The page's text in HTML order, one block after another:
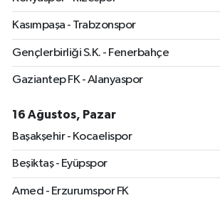
Kasımpaşa - Trabzonspor
Gençlerbirliği S.K. - Fenerbahçe
Gaziantep FK - Alanyaspor
16 Ağustos, Pazar
Başakşehir - Kocaelispor
Beşiktaş - Eyüpspor
Amed - Erzurumspor FK